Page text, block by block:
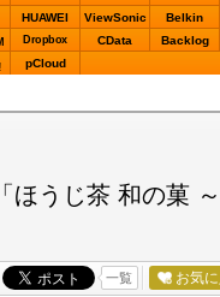
HUAWEI ViewSonic Belkin
Dropbox CData Backlog
pCloud
うじ茶 和の菓 ～
一覧 お気に